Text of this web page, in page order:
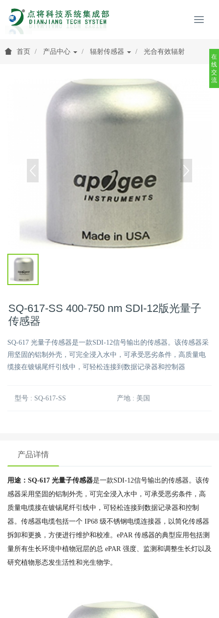
首页 产品中心 辐射传感器 光合有效辐射
SQ-617-SS 400-750 nm SDI-12版光量子
传感器
SQ-617 光量子传感器是一款SDI-12信号输出的传感器。该传感器采
用坚固的铝制外壳，可完全浸入水中，可承受恶劣条件，高质量电
缆接在镀锡尾纤引线中，可轻松连接到数据记录器和控制器
型号 : SQ-617-SS 产地 : 美国
产品详情
用途：SQ-617 光量子传感器是一款SDI-12信号输出的传感器。该传
感器采用坚固的铝制外壳，可完全浸入水中，可承受恶劣条件，高
质量电缆接在镀锡尾纤引线中，可轻松连接到数据记录器和控制
器。传感器电缆包括一个 IP68 级不锈钢电缆连接器，以简化传感器
拆卸和更换，方便进行维护和校准。ePAR 传感器的典型应用包括测
量所有生长环境中植物冠层的总 ePAR 强度、监测和调整生长灯以及
研究植物形态发生活性和光生物学。
在
线
交
流